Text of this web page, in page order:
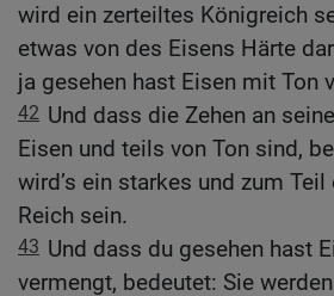
wird ein zerteiltes Königreich
etwas von des Eisens Härte
ja gesehen hast Eisen mit Ton
42 Und dass die Zehen an
Eisen und teils von Ton sind,
wird’s ein starkes und zum
Reich sein.
43 Und dass du gesehen hast
vermengt, bedeutet: Sie